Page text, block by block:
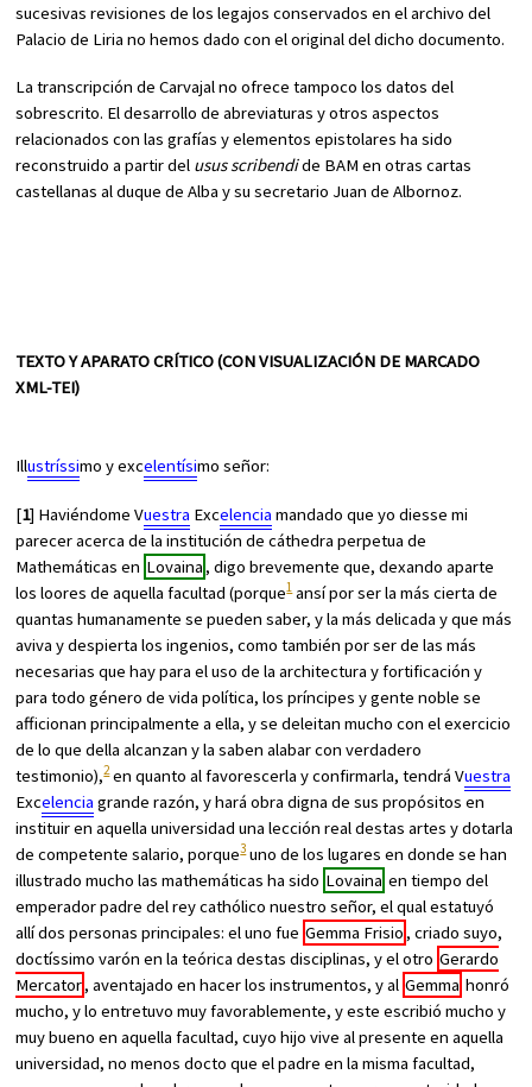
sucesivas revisiones de los legajos conservados en el archivo del
Palacio de Liria no hemos dado con el original del dicho documento.
La transcripción de Carvajal no ofrece tampoco los datos del
sobrescrito. El desarrollo de abreviaturas y otros aspectos
relacionados con las grafías y elementos epistolares ha sido
reconstruido a partir del usus scribendide BAM en otras cartas
castellanas al duque de Alba y su secretario Juan de Albornoz.
TEXTO Y APARATO CRÍTICO (CON VISUALIZACIÓN DE MARCADO
XML-TEI)
Illustríssimo y excelentísimo señor:
[1] Haviéndome Vuestra Excelencia mandado que yo diesse mi
parecer acerca de la institución de cáthedra perpetua de
Mathemáticas en Lovaina , digo brevemente que, dexando aparte
los loores de aquella facultad (porque1ansí por ser la más cierta de
quantas humanamente se pueden saber, y la más delicada y que más
aviva y despierta los ingenios, como también por ser de las más
necesarias que hay para el uso de la architectura y fortificación y
para todo género de vida política, los príncipes y gente noble se
afficionan principalmente a ella, y se deleitan mucho con el exercicio
de lo que della alcanzan y la saben alabar con verdadero
testimonio),2en quanto al favorescerla y confirmarla, tendrá Vuestra
Excelencia grande razón, y hará obra digna de sus propósitos en
instituir en aquella universidad una lección real destas artes y dotarla
de competente salario, porque3uno de los lugares en donde se han
illustrado mucho las mathemáticas ha sido Lovaina en tiempo del
emperador padre del rey cathólico nuestro señor, el qual estatuyó
allí dos personas principales: el uno fue Gemma Frisio , criado suyo,
doctíssimo varón en la teórica destas disciplinas, y el otro Gerardo
Mercator, aventajado en hacer los instrumentos, y al Gemma honró
mucho, y lo entretuvo muy favorablemente, y este escribió mucho y
muy bueno en aquella facultad, cuyo hijo vive al presente en aquella
universidad, no menos docto que el padre en la misma facultad,